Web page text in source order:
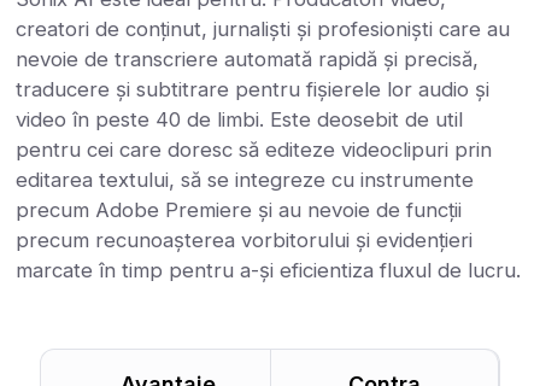
creatori de conținut, jurnaliști și profesioniști care au
nevoie de transcriere automată rapidă și precisă,
traducere și subtitrare pentru fișierele lor audio și
video în peste 40 de limbi. Este deosebit de util
pentru cei care doresc să editeze videoclipuri prin
editarea textului, să se integreze cu instrumente
precum Adobe Premiere și au nevoie de funcții
precum recunoașterea vorbitorului și evidențieri
marcate în timp pentru a-și eficientiza fluxul de lucru.